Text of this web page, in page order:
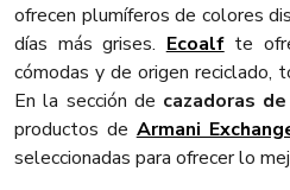
ofrecen plumíferos de colores
días más grises. Ecoalfte
cómodas y de origen reciclado,
En la sección de cazadoras
productos de Armani
seleccionadas para ofrecer lo